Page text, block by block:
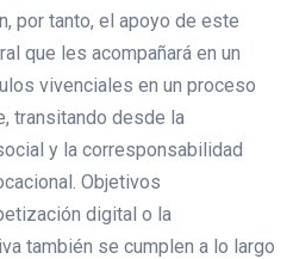
por tanto, el apoyo de este
que les acompañará en un
vivenciales en un proceso
transitando desde la
y la corresponsabilidad
Objetivos
digital o la
también se cumplen a lo largo